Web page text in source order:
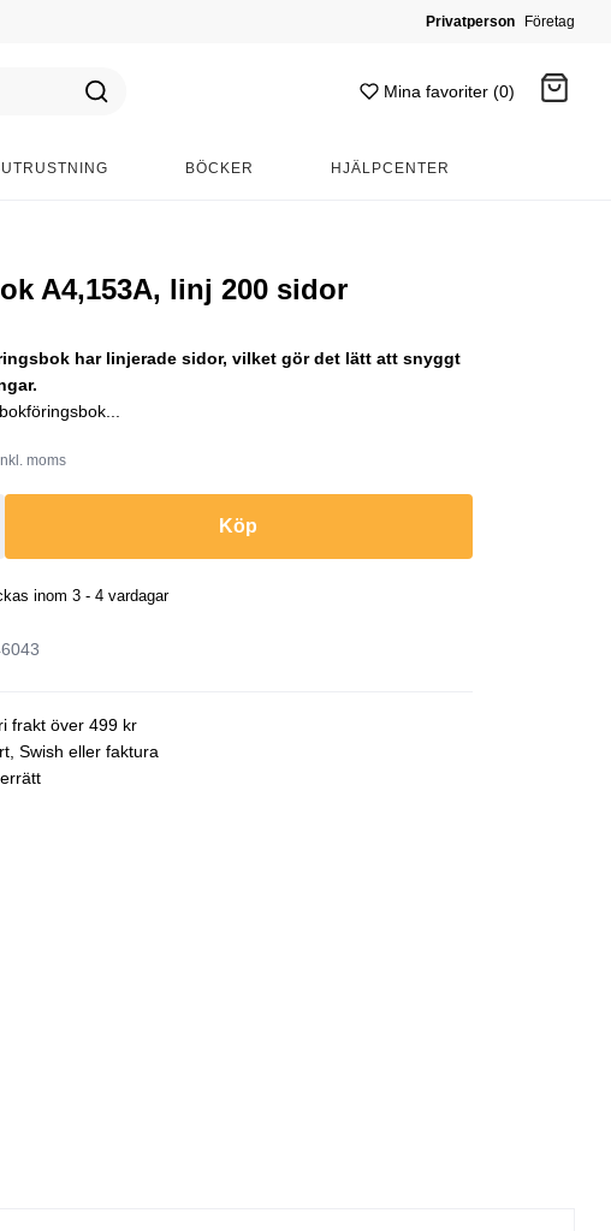
Privatperson Företag
Mina favoriter (0)
BÖCKER HJÄLPCENTER
A4,153A, linj 200 sidor
har linjerade sidor, vilket gör det lätt att snyggt
moms
Köp
inom 3 - 4 vardagar
frakt över 499 kr
Swish eller faktura